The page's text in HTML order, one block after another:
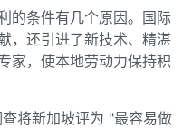
的条件有几个原因。国际
，还引进了新技术、精湛
家，使本地劳动力保持积
将新加坡评为 "最容易做